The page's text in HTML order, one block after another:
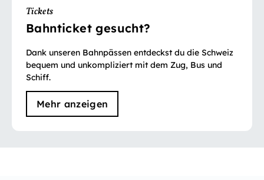
Tickets
Bahnticket gesucht?
Dank unseren Bahnpässen entdeckst du die Schweiz
bequem und unkompliziert mit dem Zug, Bus und
Schiff.
Mehr anzeigen